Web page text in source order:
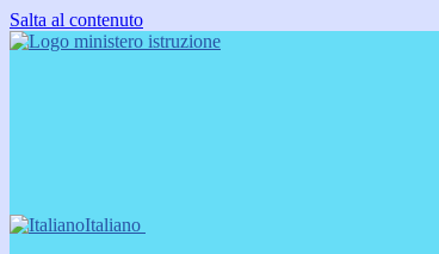
Salta al contenuto
Italiano